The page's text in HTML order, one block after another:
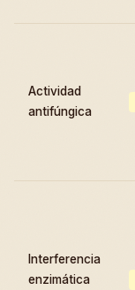
Actividad
antifúngica
Interferencia
enzimática